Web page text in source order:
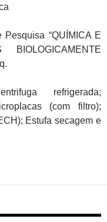
Pesquisa “QUÍMICA E
refrigerada;
(com filtro);
Estufa secagem e